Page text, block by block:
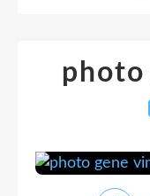
photo